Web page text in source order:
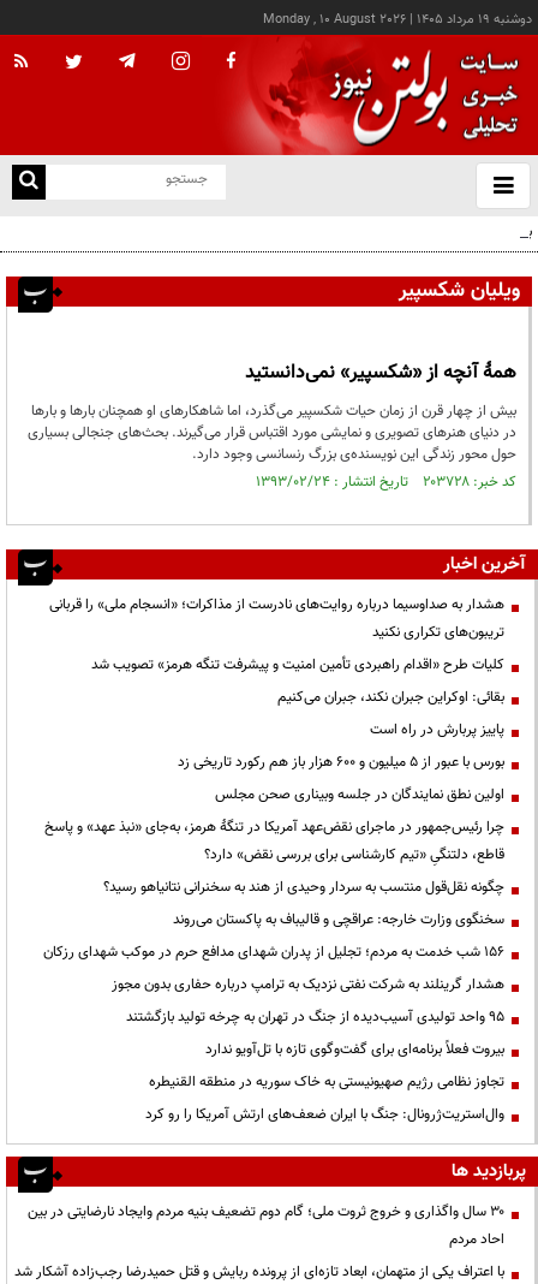
دوشنبه ۱۹ مرداد ۱۴۰۵ |
Monday , 10 August 2026
باز
و
بقائی: اوکراین جبران نکند، جبران می‌کنیم
ویلیان شکسپیر
همۀ آنچه از «شکسپیر» نمی‌دانستید
بیش از چهار قرن از زمان حیات شکسپیر می‌گذرد، اما شاهکارهای او همچنان بارها و بارها
در دنیای هنرهای تصویری و نمایشی مورد اقتباس قرار می‌گیرند. بحث‌های جنجالی بسیاری
حول محور زندگی این نویسنده‌ی بزرگ رنسانسی وجود دارد.
کد خبر: ۲۰۳۷۲۸ تاریخ انتشار : ۱۳۹۳/۰۲/۲۴
آخرین اخبار
هشدار به صداوسیما درباره روایت‌های نادرست از مذاکرات؛ «انسجام ملی» را قربانی
تریبون‌های تکراری نکنید
کلیات طرح «اقدام راهبردی تأمین امنیت و پیشرفت تنگه هرمز» تصویب شد
بقائی: اوکراین جبران نکند، جبران می‌کنیم
پاییز پربارش در راه است
بورس با عبور از ۵ میلیون و ۶۰۰ هزار باز هم رکورد تاریخی زد
اولین نطق نمایندگان در جلسه وبیناری صحن مجلس
چرا رئیس‌جمهور در ماجرای نقض‌عهد آمریکا در تنگهٔ هرمز، به‌جای «نبذ عهد» و پاسخ
قاطع، دلتنگیِ «تیم کارشناسی برای بررسی نقض» دارد؟
چگونه نقل‌قول منتسب به سردار وحیدی از هند به سخنرانی نتانیاهو رسید؟
سخنگوی وزارت خارجه: عراقچی و قالیباف به پاکستان می‌روند
۱۵۶ شب خدمت به مردم؛ تجلیل از پدران شهدای مدافع حرم در موکب شهدای رزکان
هشدار گرینلند به شرکت نفتی نزدیک به ترامپ درباره حفاری بدون مجوز
95 واحد تولیدی آسیب‌دیده از جنگ در تهران به چرخه تولید بازگشتند
بیروت فعلاً برنامه‌ای برای گفت‌وگوی تازه با تل‌آویو ندارد
تجاوز نظامی رژیم صهیونیستی به خاک سوریه در منطقه القنیطره
وال‌استریت‌ژرونال: جنگ با ایران ضعف‌های ارتش آمریکا را رو کرد
پربازدید ها
۳۰ سال واگذاری و خروج ثروت ملی؛ گام دوم تضعیف بنیه مردم وایجاد نارضایتی در بین
احاد مردم
با اعتراف یکی از متهمان، ابعاد تازه‌ای از پرونده ربایش و قتل حمیدرضا رجب‌زاده آشکار شد